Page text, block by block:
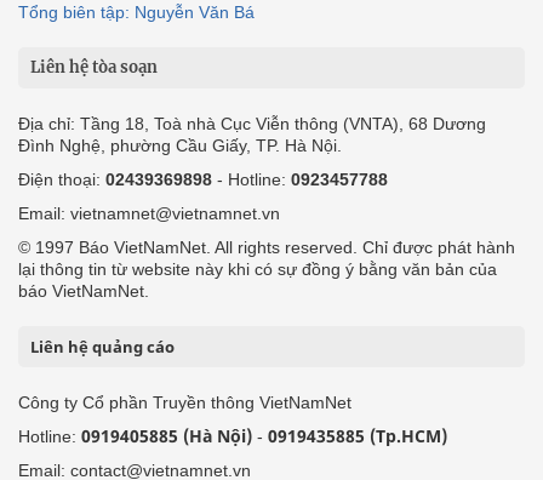
Tổng biên tập: Nguyễn Văn Bá
Liên hệ tòa soạn
Địa chỉ: Tầng 18, Toà nhà Cục Viễn thông (VNTA), 68 Dương
Đình Nghệ, phường Cầu Giấy, TP. Hà Nội.
Điện thoại: 02439369898 - Hotline: 0923457788
Email: vietnamnet@vietnamnet.vn
© 1997 Báo VietNamNet. All rights reserved. Chỉ được phát hành
lại thông tin từ website này khi có sự đồng ý bằng văn bản của
báo VietNamNet.
Liên hệ quảng cáo
Công ty Cổ phần Truyền thông VietNamNet
Hotline: 0919405885 (Hà Nội) - 0919435885 (Tp.HCM)
Email: contact@vietnamnet.vn